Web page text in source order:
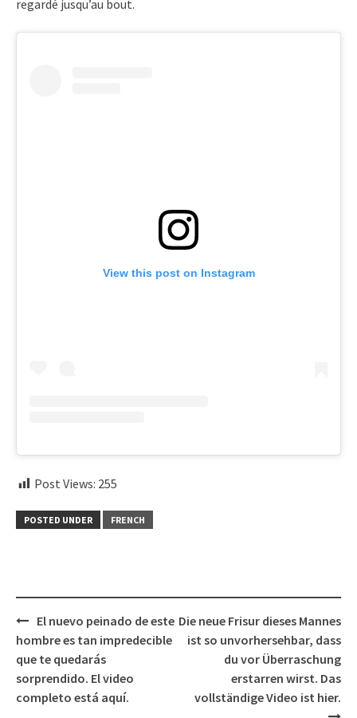
regardé jusqu’au bout.
View this post on Instagram
Post Views: 255
POSTED UNDER FRENCH
Post
navigation
El nuevo peinado de este
hombre es tan impredecible
que te quedarás
sorprendido. El video
completo está aquí.
Die neue Frisur dieses Mannes
ist so unvorhersehbar, dass
du vor Überraschung
erstarren wirst. Das
vollständige Video ist hier.